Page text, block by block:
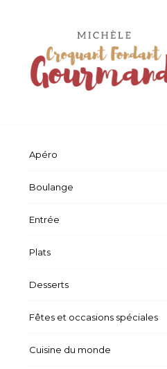
Apéro
Boulange
Entrée
Plats
Desserts
Fêtes et occasions spéciales
Cuisine du monde